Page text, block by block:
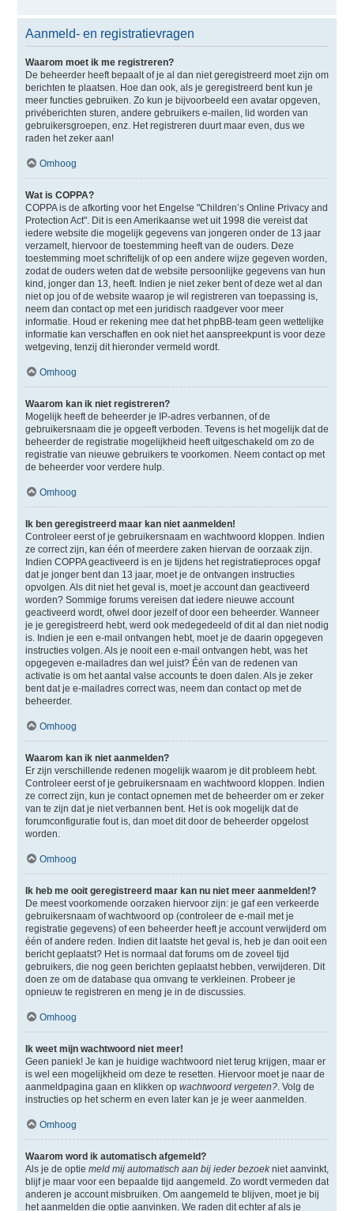
Aanmeld- en registratievragen
Waarom moet ik me registreren?
De beheerder heeft bepaalt of je al dan niet geregistreerd moet zijn om
berichten te plaatsen. Hoe dan ook, als je geregistreerd bent kun je
meer functies gebruiken. Zo kun je bijvoorbeeld een avatar opgeven,
privéberichten sturen, andere gebruikers e-mailen, lid worden van
gebruikersgroepen, enz. Het registreren duurt maar even, dus we
raden het zeker aan!
Omhoog
Wat is COPPA?
COPPA is de afkorting voor het Engelse "Children’s Online Privacy and
Protection Act". Dit is een Amerikaanse wet uit 1998 die vereist dat
iedere website die mogelijk gegevens van jongeren onder de 13 jaar
verzamelt, hiervoor de toestemming heeft van de ouders. Deze
toestemming moet schriftelijk of op een andere wijze gegeven worden,
zodat de ouders weten dat de website persoonlijke gegevens van hun
kind, jonger dan 13, heeft. Indien je niet zeker bent of deze wet al dan
niet op jou of de website waarop je wil registreren van toepassing is,
neem dan contact op met een juridisch raadgever voor meer
informatie. Houd er rekening mee dat het phpBB-team geen wettelijke
informatie kan verschaffen en ook niet het aanspreekpunt is voor deze
wetgeving, tenzij dit hieronder vermeld wordt.
Omhoog
Waarom kan ik niet registreren?
Mogelijk heeft de beheerder je IP-adres verbannen, of de
gebruikersnaam die je opgeeft verboden. Tevens is het mogelijk dat de
beheerder de registratie mogelijkheid heeft uitgeschakeld om zo de
registratie van nieuwe gebruikers te voorkomen. Neem contact op met
de beheerder voor verdere hulp.
Omhoog
Ik ben geregistreerd maar kan niet aanmelden!
Controleer eerst of je gebruikersnaam en wachtwoord kloppen. Indien
ze correct zijn, kan één of meerdere zaken hiervan de oorzaak zijn.
Indien COPPA geactiveerd is en je tijdens het registratieproces opgaf
dat je jonger bent dan 13 jaar, moet je de ontvangen instructies
opvolgen. Als dit niet het geval is, moet je account dan geactiveerd
worden? Sommige forums vereisen dat iedere nieuwe account
geactiveerd wordt, ofwel door jezelf of door een beheerder. Wanneer
je je geregistreerd hebt, werd ook medegedeeld of dit al dan niet nodig
is. Indien je een e-mail ontvangen hebt, moet je de daarin opgegeven
instructies volgen. Als je nooit een e-mail ontvangen hebt, was het
opgegeven e-mailadres dan wel juist? Één van de redenen van
activatie is om het aantal valse accounts te doen dalen. Als je zeker
bent dat je e-mailadres correct was, neem dan contact op met de
beheerder.
Omhoog
Waarom kan ik niet aanmelden?
Er zijn verschillende redenen mogelijk waarom je dit probleem hebt.
Controleer eerst of je gebruikersnaam en wachtwoord kloppen. Indien
ze correct zijn, kun je contact opnemen met de beheerder om er zeker
van te zijn dat je niet verbannen bent. Het is ook mogelijk dat de
forumconfiguratie fout is, dan moet dit door de beheerder opgelost
worden.
Omhoog
Ik heb me ooit geregistreerd maar kan nu niet meer aanmelden!?
De meest voorkomende oorzaken hiervoor zijn: je gaf een verkeerde
gebruikersnaam of wachtwoord op (controleer de e-mail met je
registratie gegevens) of een beheerder heeft je account verwijderd om
één of andere reden. Indien dit laatste het geval is, heb je dan ooit een
bericht geplaatst? Het is normaal dat forums om de zoveel tijd
gebruikers, die nog geen berichten geplaatst hebben, verwijderen. Dit
doen ze om de database qua omvang te verkleinen. Probeer je
opnieuw te registreren en meng je in de discussies.
Omhoog
Ik weet mijn wachtwoord niet meer!
Geen paniek! Je kan je huidige wachtwoord niet terug krijgen, maar er
is wel een mogelijkheid om deze te resetten. Hiervoor moet je naar de
aanmeldpagina gaan en klikken op wachtwoord vergeten?. Volg de
instructies op het scherm en even later kan je je weer aanmelden.
Omhoog
Waarom word ik automatisch afgemeld?
Als je de optie meld mij automatisch aan bij ieder bezoekniet aanvinkt,
blijf je maar voor een bepaalde tijd aangemeld. Zo wordt vermeden dat
anderen je account misbruiken. Om aangemeld te blijven, moet je bij
het aanmelden die optie aanvinken. We raden dit echter af als je